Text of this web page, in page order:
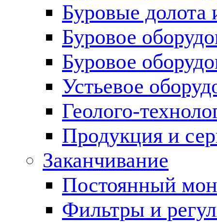
Буровые долота
Буровое
Буровое
Устьевое
Геолого-
Продукция и
Заканчивание
Постоянный
Фильтры и